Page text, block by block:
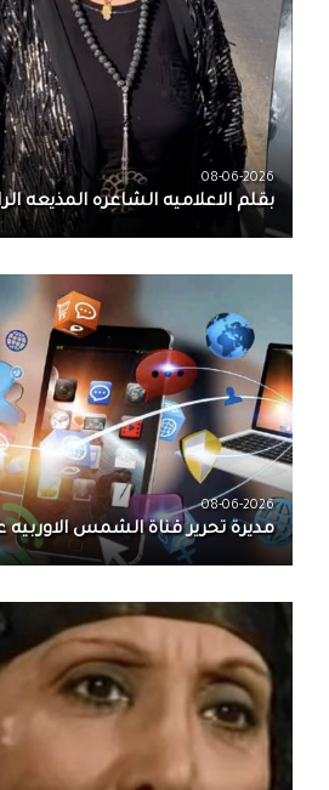
08-06-2026
بقلم الاعلاميه الشاعره المذيعه
08-06-2026
مديرة تحرير قناة الشمس